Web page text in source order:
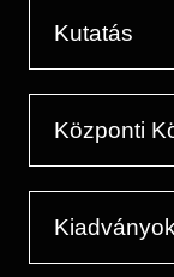
Kutatás
Központi
Kiadványok